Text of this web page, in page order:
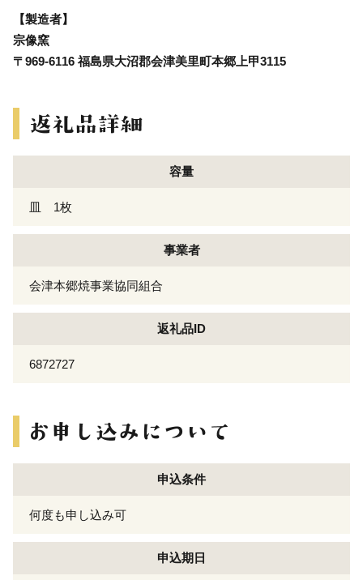
【製造者】
宗像窯
〒969-6116 福島県大沼郡会津美里町本郷上甲3115
容量
皿 1枚
事業者
会津本郷焼事業協同組合
返礼品ID
6872727
申込条件
何度も申し込み可
申込期日